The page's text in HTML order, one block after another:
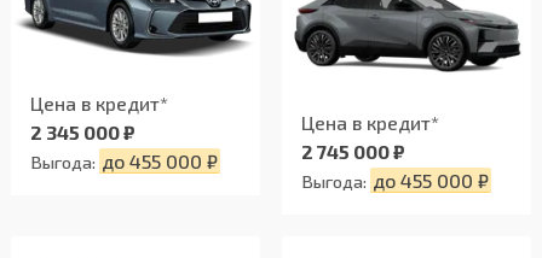
Цена в кредит*
2 345 000 ₽
Выгода: до 455 000 ₽
Цена в кредит*
2 745 000 ₽
Выгода: до 455 000 ₽